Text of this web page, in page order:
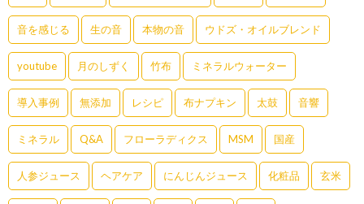
音を感じる 生の音 本物の音 ウドズ・オイルブレンド
youtube 月のしずく 竹布 ミネラルウォーター
導入事例 無添加 レシピ 布ナプキン 太鼓 音響
ミネラル Q&A フローラディクス MSM 国産
人参ジュース ヘアケア にんじんジュース 化粧品 玄米